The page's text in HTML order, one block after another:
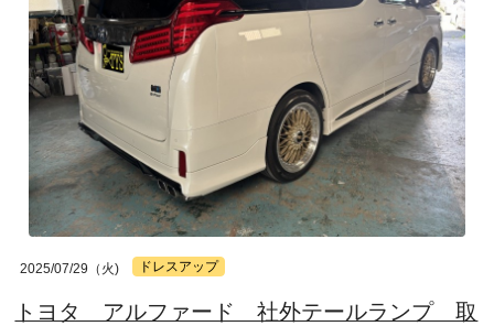
2025/07/29（火) ドレスアップ
トヨタ アルファード 社外テールランプ 取